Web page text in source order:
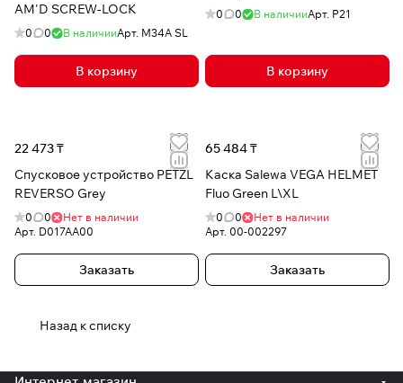
AM'D SCREW-LOCK
0 0 В наличииАрт. M34A SL
В корзину
0 0 В наличииАрт. P21
В корзину
22 473 ₸
Спусковое устройство PETZL
REVERSO Grey
0 0
Нет в наличии
Арт. D017AA00
Заказать
65 484 ₸
Каска Salewa VEGA HELMET
Fluo Green L\XL
0 0
Нет в наличии
Арт. 00-002297
Заказать
Назад к списку